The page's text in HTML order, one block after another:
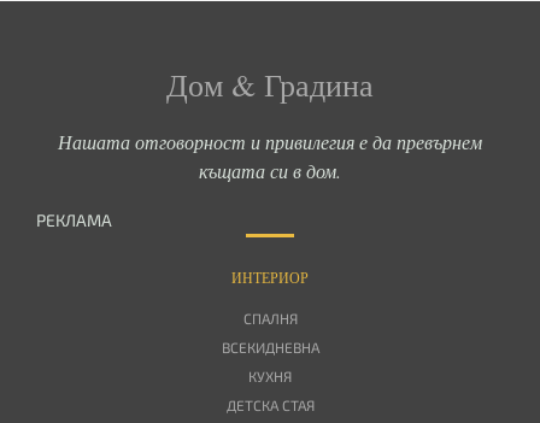
Дом & Градина
Нашата отговорност и привилегия е да превърнем
къщата си в дом.
РЕКЛАМА
ИНТЕРИОР
СПАЛНЯ
ВСЕКИДНЕВНА
КУХНЯ
ДЕТСКА СТАЯ